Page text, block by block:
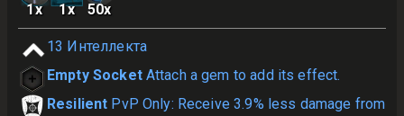
1x 1x 50x
13 Интеллекта
Empty Socket Attach a gem to add its effect.
Resilient PvP Only: Receive 3.9% less damage from